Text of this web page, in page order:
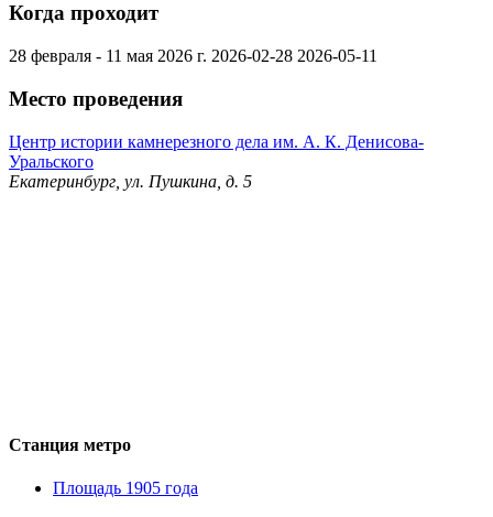
Когда проходит
28 февраля - 11 мая 2026 г. 2026-02-28 2026-05-11
Место проведения
Центр истории камнерезного дела им. А. К. Денисова-
Уральского
Екатеринбург, ул. Пушкина, д. 5
Станция метро
Площадь 1905 года